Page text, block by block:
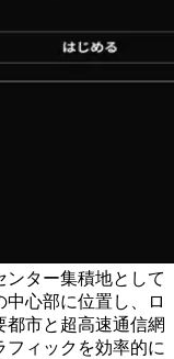
ンター集積地として
心部に位置し、ロ
都市と超高速通信網
フィックを効率的に